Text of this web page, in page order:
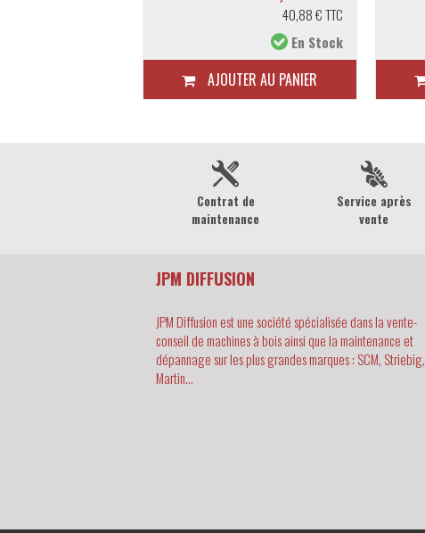
40,88 € TTC
En Stock
AJOUTER AU PANIER
Contrat de
maintenance
Service après
vente
JPM DIFFUSION
JPM Diffusion est une société spécialisée dans la vente-
conseil de machines à bois ainsi que la maintenance et
dépannage sur les plus grandes marques : SCM, Striebig,
Martin...